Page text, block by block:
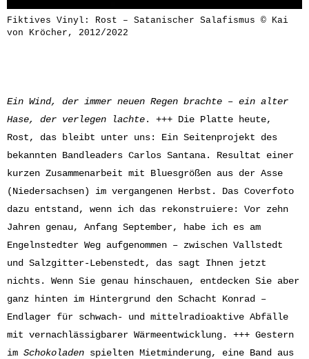
Fiktives Vinyl: Rost – Satanischer Salafismus © Kai
von Kröcher, 2012/2022
Ein Wind, der immer neuen Regen brachte – ein alter
Hase, der verlegen lachte. +++ Die Platte heute,
Rost, das bleibt unter uns: Ein Seitenprojekt des
bekannten Bandleaders Carlos Santana. Resultat einer
kurzen Zusammenarbeit mit Bluesgrößen aus der Asse
(Niedersachsen) im vergangenen Herbst. Das Coverfoto
dazu entstand, wenn ich das rekonstruiere: Vor zehn
Jahren genau, Anfang September, habe ich es am
Engelnstedter Weg aufgenommen – zwischen Vallstedt
und Salzgitter-Lebenstedt, das sagt Ihnen jetzt
nichts. Wenn Sie genau hinschauen, entdecken Sie aber
ganz hinten im Hintergrund den Schacht Konrad –
Endlager für schwach- und mittelradioaktive Abfälle
mit vernachlässigbarer Wärmeentwicklung. +++ Gestern
im Schokoladen spielten Mietminderung, eine Band aus